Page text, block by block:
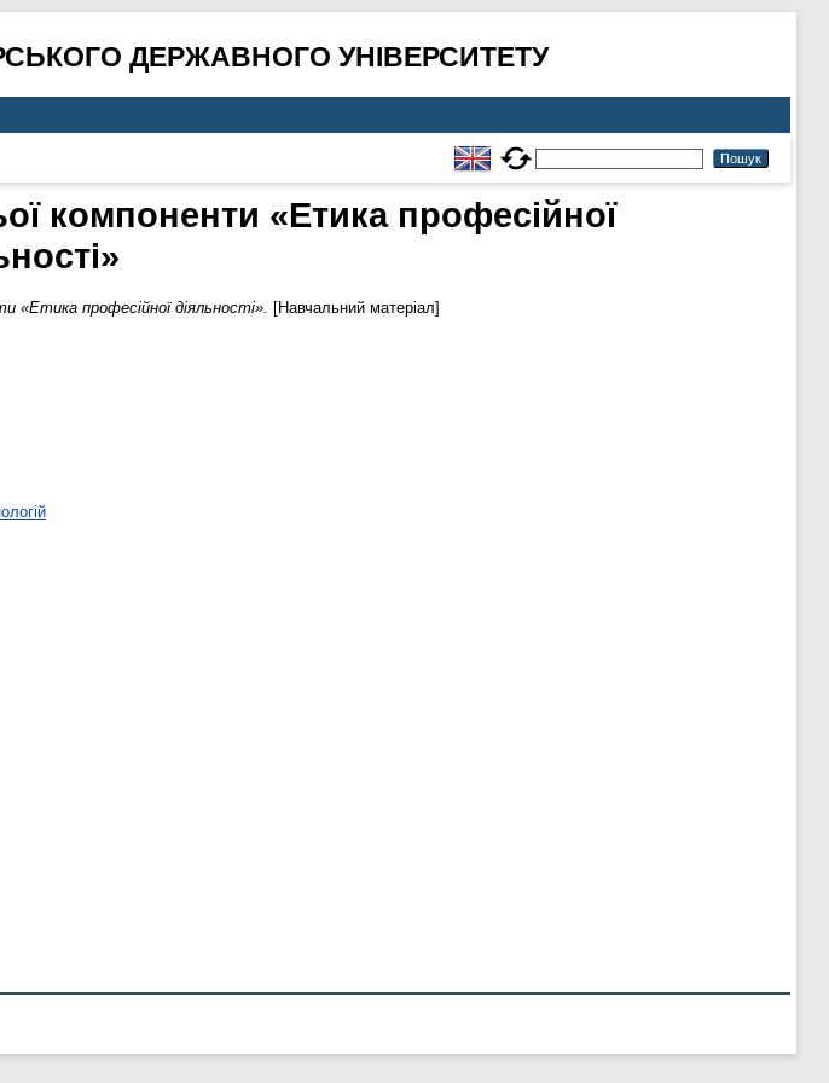
ДЕРЖАВНОГО УНІВЕРСИТЕТУ
компоненти «Етика професійної
«Етика професійної діяльності». [Навчальний матеріал]